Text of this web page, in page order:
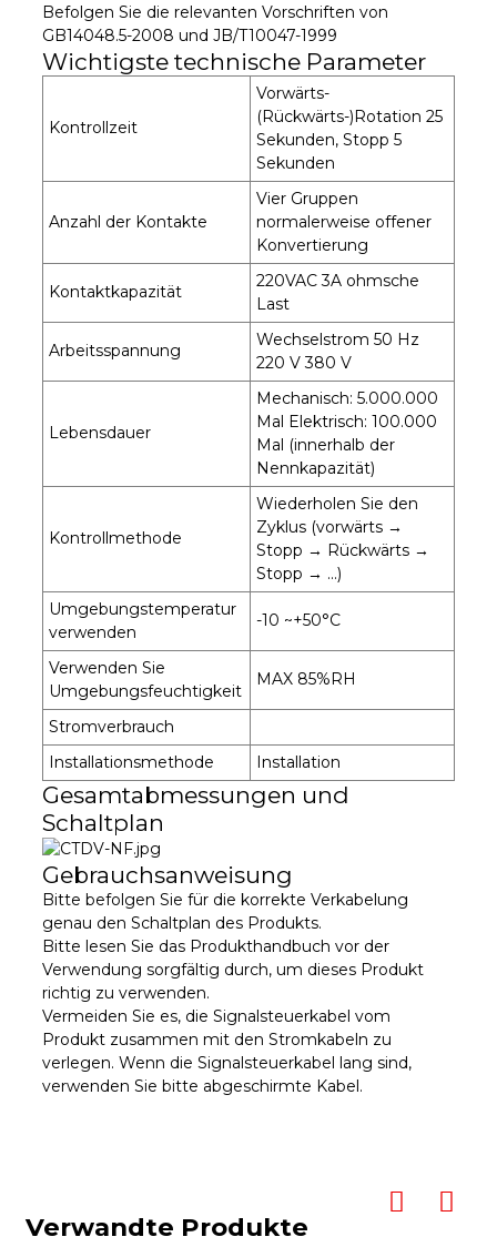
Befolgen Sie die relevanten Vorschriften von
GB14048.5-2008 und JB/T10047-1999
Wichtigste technische Parameter
Kontrollzeit
Vorwärts-
(Rückwärts-)Rotation 25
Sekunden, Stopp 5
Sekunden
Anzahl der Kontakte
Vier Gruppen
normalerweise offener
Konvertierung
Kontaktkapazität
220VAC 3A ohmsche
Last
Arbeitsspannung
Wechselstrom 50 Hz
220 V 380 V
Lebensdauer
Mechanisch: 5.000.000
Mal Elektrisch: 100.000
Mal (innerhalb der
Nennkapazität)
Kontrollmethode
Wiederholen Sie den
Zyklus (vorwärts →
Stopp → Rückwärts →
Stopp → ...)
Umgebungstemperatur
verwenden
-10 ~+50°C
Verwenden Sie
Umgebungsfeuchtigkeit
MAX 85%RH
Stromverbrauch
Installationsmethode
Installation
Gesamtabmessungen und
Schaltplan
Gebrauchsanweisung
Bitte befolgen Sie für die korrekte Verkabelung
genau den Schaltplan des Produkts.
Bitte lesen Sie das Produkthandbuch vor der
Verwendung sorgfältig durch, um dieses Produkt
richtig zu verwenden.
Vermeiden Sie es, die Signalsteuerkabel vom
Produkt zusammen mit den Stromkabeln zu
verlegen. Wenn die Signalsteuerkabel lang sind,
verwenden Sie bitte abgeschirmte Kabel.
Verwandte Produkte